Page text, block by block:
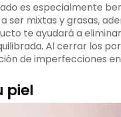
es especialmente
ser mixtas y grasas,
te ayudará a
Al cerrar los
de imperfecciones
piel